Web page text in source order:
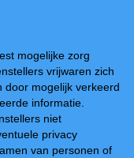
mogelijke zorg
vrijwaren zich
door mogelijk verkeerd
informatie.
niet
privacy
van personen of